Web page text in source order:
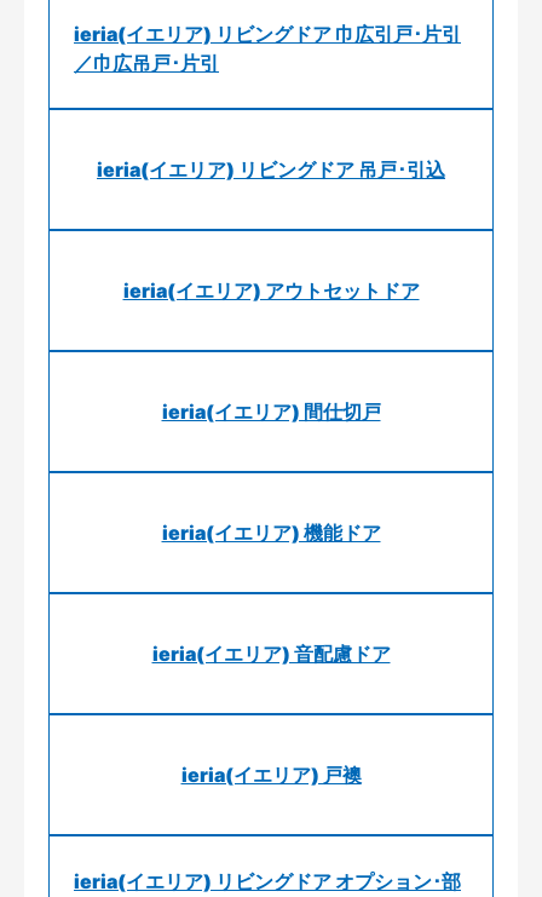
ieria(イエリア) リビングドア 巾広引戸･片引
／巾広吊戸･片引
ieria(イエリア) リビングドア 吊戸･引込
ieria(イエリア) アウトセットドア
ieria(イエリア) 間仕切戸
ieria(イエリア) 機能ドア
ieria(イエリア) 音配慮ドア
ieria(イエリア) 戸襖
ieria(イエリア) リビングドア オプション･部